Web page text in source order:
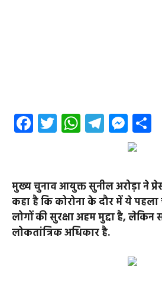
Facebook
Twitter
WhatsApp
मुख्य चुनाव आयुक्त सुनील अरोड़ा ने
कहा है कि कोरोना के दौर में ये पहला
लोगों की सुरक्षा अहम मुद्दा है,
लोकतांत्रिक अधिकार है.